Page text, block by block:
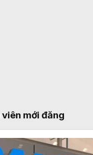
viên mới đăng